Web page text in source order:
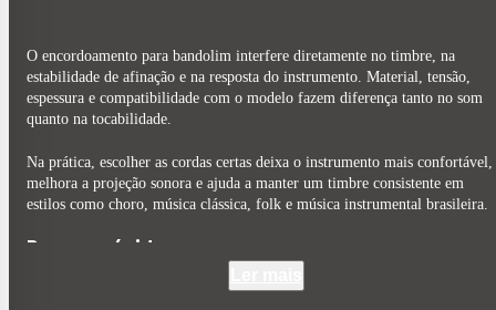
O encordoamento para bandolim interfere diretamente no timbre, na
estabilidade de afinação e na resposta do instrumento. Material, tensão,
espessura e compatibilidade com o modelo fazem diferença tanto no som
quanto na tocabilidade.
Na prática, escolher as cordas certas deixa o instrumento mais confortável,
melhora a projeção sonora e ajuda a manter um timbre consistente em
estilos como choro, música clássica, folk e música instrumental brasileira.
Resumo rápido
Aço oferece mais brilho, ataque e projeção